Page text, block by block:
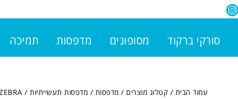
סורקי ברקוד מסופונים מדפסות תמיכה
עמוד הבית / קטלוג מוצרים / מדפסות / מדפסות תעשייתיות / ZT231 ZEBRA